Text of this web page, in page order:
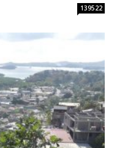
139522